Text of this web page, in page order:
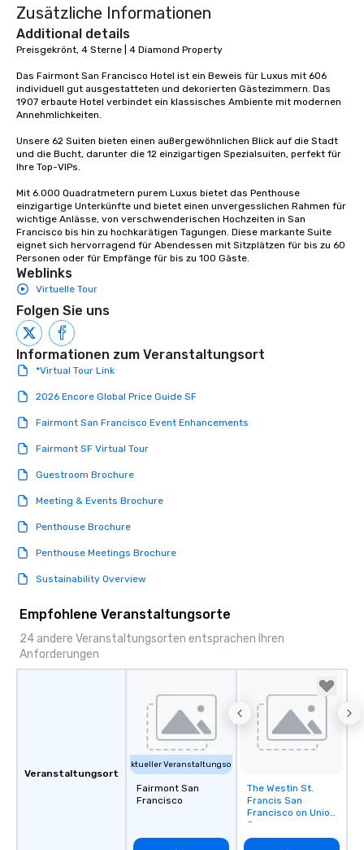
Zusätzliche Informationen
Additional details
Preisgekrönt, 4 Sterne | 4 Diamond Property
Das Fairmont San Francisco Hotel ist ein Beweis für Luxus mit 606
individuell gut ausgestatteten und dekorierten Gästezimmern. Das
1907 erbaute Hotel verbindet ein klassisches Ambiente mit modernen
Annehmlichkeiten.
Unsere 62 Suiten bieten einen außergewöhnlichen Blick auf die Stadt
und die Bucht, darunter die 12 einzigartigen Spezialsuiten, perfekt für
Ihre Top-VIPs.
Mit 6.000 Quadratmetern purem Luxus bietet das Penthouse
einzigartige Unterkünfte und bietet einen unvergesslichen Rahmen für
wichtige Anlässe, von verschwenderischen Hochzeiten in San
Francisco bis hin zu hochkarätigen Tagungen. Diese markante Suite
eignet sich hervorragend für Abendessen mit Sitzplätzen für bis zu 60
Personen oder für Empfänge für bis zu 100 Gäste.
Weblinks
Virtuelle Tour
Folgen Sie uns
Informationen zum Veranstaltungsort
*Virtual Tour Link
2026 Encore Global Price Guide SF
Fairmont San Francisco Event Enhancements
Fairmont SF Virtual Tour
Guestroom Brochure
Meeting & Events Brochure
Penthouse Brochure
Penthouse Meetings Brochure
Sustainability Overview
Empfohlene Veranstaltungsorte
24 andere Veranstaltungsorten entsprachen Ihren
Anforderungen
Veranstaltungsort
Aktueller Veranstaltungsort
Fairmont San
Francisco
Removed from
favorites
The Westin St.
Francis San
Francisco on Union
Square